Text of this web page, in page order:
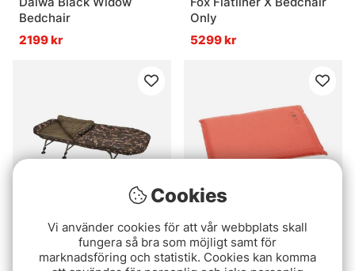
Bedchair
2199 kr
Only
5299 kr
Fox Camolite Sleep
System
Exped SitPad Black
399 kr
Cookies
Vi använder cookies för att vår webbplats skall
fungera så bra som möjligt samt för
marknadsföring och statistik. Cookies kan komma